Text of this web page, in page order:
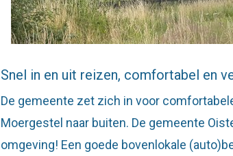
Snel in en uit reizen, comfortabel en
De gemeente zet zich in voor
Moergestel naar buiten. De gemeente
omgeving! Een goede bovenlokale